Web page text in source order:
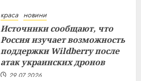
краса новини
Источники сообщают, что
Россия изучает возможность
поддержки Wildberry после
атак украинских дронов
29.07.2026